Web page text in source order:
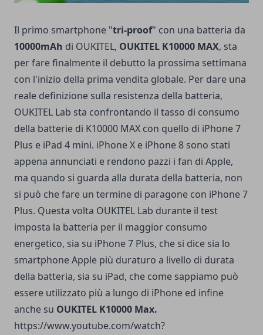
Il primo smartphone "tri-proof" con una batteria da
10000mAh di OUKITEL, OUKITEL K10000 MAX, sta
per fare finalmente il debutto la prossima settimana
con l'inizio della prima vendita globale. Per dare una
reale definizione sulla resistenza della batteria,
OUKITEL Lab sta confrontando il tasso di consumo
della batterie di K10000 MAX con quello di iPhone 7
Plus e iPad 4 mini. iPhone X e iPhone 8 sono stati
appena annunciati e rendono pazzi i fan di Apple,
ma quando si guarda alla durata della batteria, non
si può che fare un termine di paragone con iPhone 7
Plus. Questa volta OUKITEL Lab durante il test
imposta la batteria per il maggior consumo
energetico, sia su iPhone 7 Plus, che si dice sia lo
smartphone Apple più duraturo a livello di durata
della batteria, sia su iPad, che come sappiamo può
essere utilizzato più a lungo di iPhone ed infine
anche su OUKITEL K10000 Max.
https://www.youtube.com/watch?